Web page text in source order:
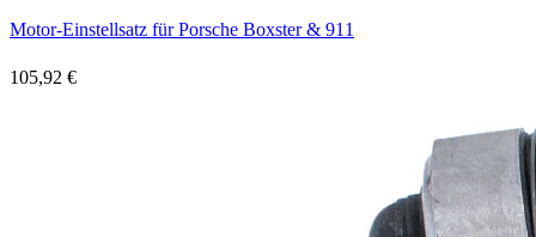
Motor-Einstellsatz für Porsche Boxster & 911
105,92 €